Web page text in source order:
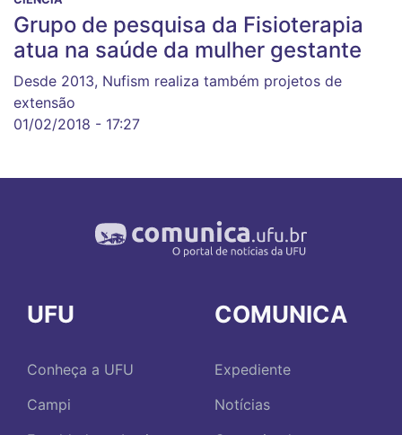
Grupo de pesquisa da Fisioterapia
atua na saúde da mulher gestante
Desde 2013, Nufism realiza também projetos de
extensão
01/02/2018 - 17:27
UFU
Conheça a UFU
Campi
COMUNICA
Expediente
Notícias